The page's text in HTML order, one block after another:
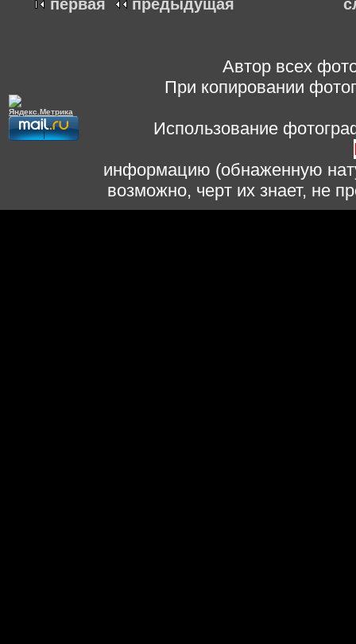
первая предыдущая
Автор всех
При копировании
Использование
информацию (обнаженную
возможно, черт их знает, не